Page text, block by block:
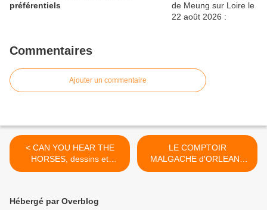
préférentiels
Commentaires
Ajouter un commentaire
< CAN YOU HEAR THE
HORSES, dessins et
peintures d' Aude De
Novembre 2016
LE COMPTOIR
MALGACHE d'ORLEANS
étoffe ses activités :
Hébergé par Overblog